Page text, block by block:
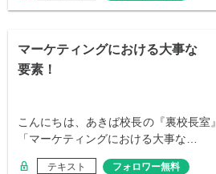
マーケティングにおける大事な
要素！
こんにちは、あきば校長の『裏校長室
「マーケティングにおける大事な…
テキスト フォロワー無料